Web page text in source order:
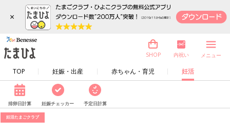
×
TOP 妊娠・出産 赤ちゃん・育児 妊活
SHOP 内祝い メニュー
排卵日計算 妊娠チェッカー 予定日計算
妊活たまごクラブ